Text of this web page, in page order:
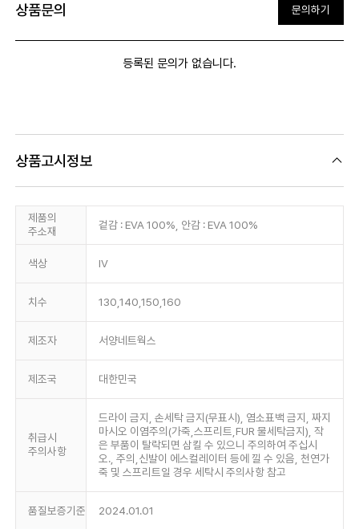
상품문의 문의하기
등록된 문의가 없습니다.
상품고시정보
제품의
주소재
겉감 : EVA 100%, 안감 : EVA 100%
색상 IV
치수 130,140,150,160
제조자 서양네트웍스
제조국 대한민국
취급시
주의사항
드라이 금지, 손세탁 금지(무표시), 염소표백 금지, 짜지
마시오 이염주의(가죽,스프리트,FUR 물세탁금지), 작
은 부품이 탈락되면 삼킬 수 있으니 주의하여 주십시
오., 주의,신발이 에스컬레이터 등에 낄 수 있음, 천연가
죽 및 스프리트일 경우 세탁시 주의사항 참고
품질보증기준 2024.01.01